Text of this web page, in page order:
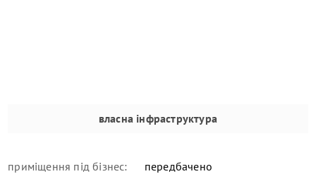
власна інфраструктура
приміщення під бізнес: передбачено